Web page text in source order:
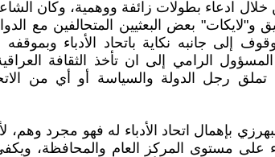
خلال ادعاء بطولات زائفة ووهمية، وكان
و"لايكات" بعض البعثيين المتحالفين مع
إلى جانبه نكاية باتحاد الأدباء
الرامي إلى ان تأخذ الثقافة
تملق رجل الدولة والسياسة أو أي من
بإهمال اتحاد الأدباء له فهو مجرد وهم،
على مستوى المركز العام والمحافظة،